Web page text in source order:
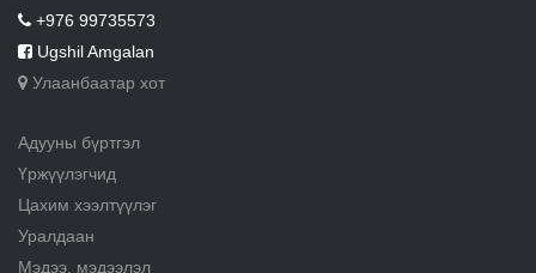
+976 99735573
Ugshil Amgalan
Улаанбаатар хот
Адууны бүртгэл
Үржүүлэгчид
Цахим хээлтүүлэг
Уралдаан
Мэдээ, мэдээлэл